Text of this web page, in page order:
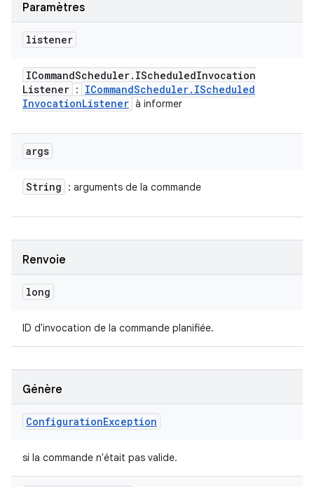
Paramètres
listener
ICommandScheduler. IScheduledInvocation
Listener : ICommandScheduler. IScheduled
InvocationListener à informer
args
String : arguments de la commande
Renvoie
long
ID d'invocation de la commande planifiée.
Génère
ConfigurationException
si la commande n'était pas valide.